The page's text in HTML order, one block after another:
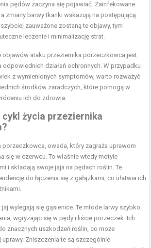
pędów zaczyna się pojawiać. Zainfekowane
zmiany barwy tkanki wskazują na postępującą
zauważone zostaną te objawy, tym
leczenie i minimalizację strat.
objawów ataku przeziernika porzeczkowca jest
działań ochronnych. W przypadku
z wymienionych symptomów, warto rozważyć
środków zaradczych, które pomogą w
ich do zdrowia.
życia przeziernika
porzeczkowca, owada, który zagraża uprawom
się w czerwcu. To właśnie wtedy motyle
i składają swoje jaja na pędach roślin. Te
do łączenia się z gałązkami, co ułatwia ich
wylegają się gąsienice. Te młode larwy szybko
wgryzając się w pędy i liście porzeczek. Ich
znacznych uszkodzeń roślin, co może
Zniszczenia te są szczególnie